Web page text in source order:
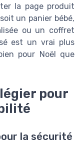
la page produit
un panier bébé,
ou un coffret
est un vrai plus
pour Noël que
pour
la sécurité